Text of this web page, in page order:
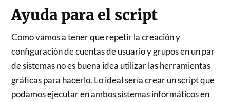
Ayuda para el script
Como vamos a tener que repetir la creación y
configuración de cuentas de usuario y grupos en un par
de sistemas no es buena idea utilizar las herramientas
gráficas para hacerlo. Lo ideal sería crear un script que
podamos ejecutar en ambos sistemas informáticos en